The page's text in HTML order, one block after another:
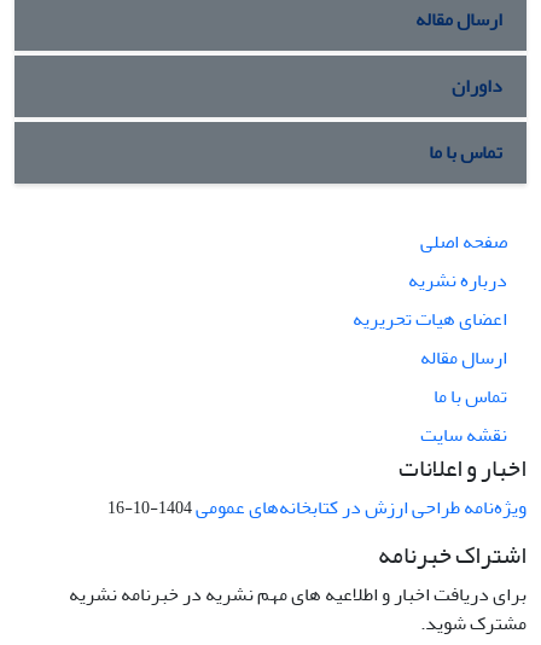
ارسال مقاله
داوران
تماس با ما
صفحه اصلی
درباره نشریه
اعضای هیات تحریریه
ارسال مقاله
تماس با ما
نقشه سایت
اخبار و اعلانات
ویژه‌نامه طراحی ارزش در کتابخانه‌های عمومی1404-10-16
اشتراک خبرنامه
برای دریافت اخبار و اطلاعیه های مهم نشریه در خبرنامه نشریه
مشترک شوید.